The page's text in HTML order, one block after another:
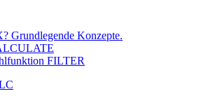
Grundlegende Konzepte.
FILTER